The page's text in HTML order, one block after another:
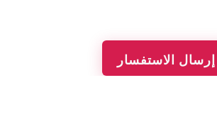
إرسال الاستفسار